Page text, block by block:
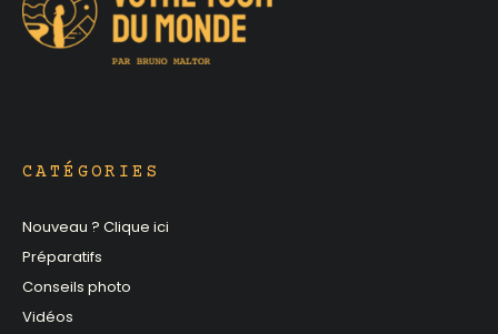
CATÉGORIES
Nouveau ? Clique ici
Préparatifs
Conseils photo
Vidéos